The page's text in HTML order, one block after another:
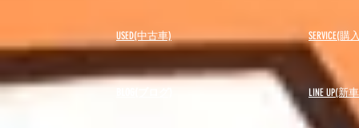
USED(中古車) SERVICE(
LINE UP(新